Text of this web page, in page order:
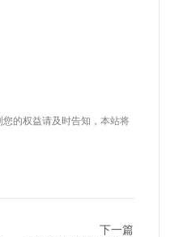
的权益请及时告知，本站将
下一篇